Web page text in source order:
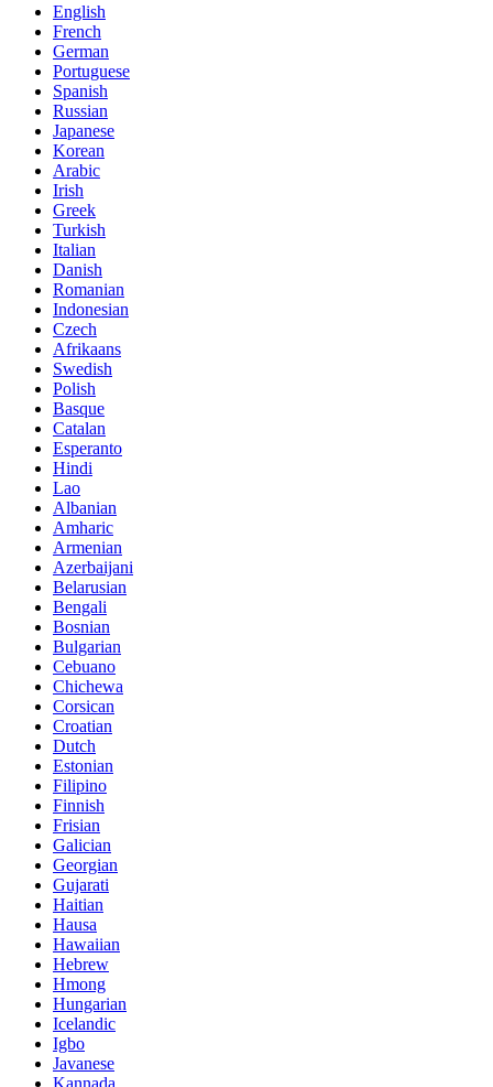
English
French
German
Portuguese
Spanish
Russian
Japanese
Korean
Arabic
Irish
Greek
Turkish
Italian
Danish
Romanian
Indonesian
Czech
Afrikaans
Swedish
Polish
Basque
Catalan
Esperanto
Hindi
Lao
Albanian
Amharic
Armenian
Azerbaijani
Belarusian
Bengali
Bosnian
Bulgarian
Cebuano
Chichewa
Corsican
Croatian
Dutch
Estonian
Filipino
Finnish
Frisian
Galician
Georgian
Gujarati
Haitian
Hausa
Hawaiian
Hebrew
Hmong
Hungarian
Icelandic
Igbo
Javanese
Kannada